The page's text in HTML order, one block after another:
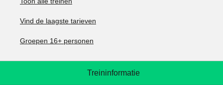
Vind de laagste tarieven
Groepen 16+ personen
Treininformatie